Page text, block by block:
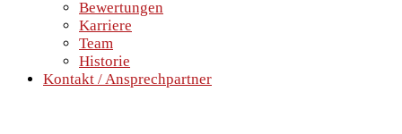
Bewertungen
Karriere
Team
Historie
Kontakt / Ansprechpartner